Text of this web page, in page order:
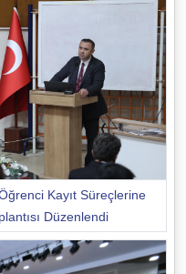
Kayıt Süreçlerine
Düzenlendi